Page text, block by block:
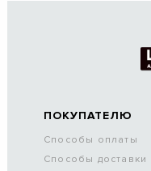
ПОКУПАТЕЛЮ
Способы оплаты
Способы доставки